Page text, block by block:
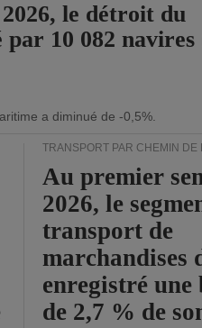
le détroit du
10 082 navires
a diminué de -0,5%.
TRANSPORT PAR CHEMIN DE
Au premier
2026, le
transport de
marchandises
enregistré une
de 2,7 % de